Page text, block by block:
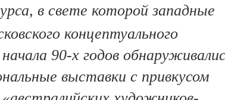
в свете которой западные
концептуального
90-х годов
выставки с привкусом